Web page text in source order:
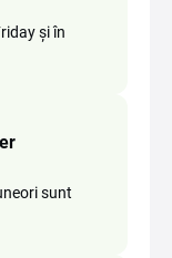
și în
sunt